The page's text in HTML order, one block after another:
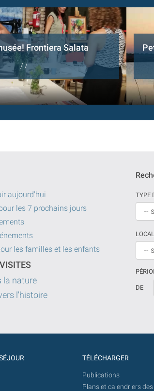
Frontiera Salata
/ /
aujourd'hui
les 7 prochains jours
les familles et les enfants
la nature
l'histoire
TYPE
Si
à
La
DE
TÉLÉCHARGER
Publications
Plans et calendriers